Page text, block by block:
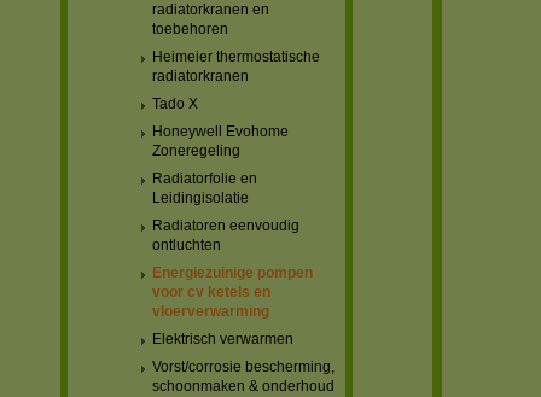
radiatorkranen en
toebehoren
Heimeier thermostatische
radiatorkranen
Tado X
Honeywell Evohome
Zoneregeling
Radiatorfolie en
Leidingisolatie
Radiatoren eenvoudig
ontluchten
Energiezuinige pompen
voor cv ketels en
vloerverwarming
Elektrisch verwarmen
Vorst/corrosie bescherming,
schoonmaken & onderhoud